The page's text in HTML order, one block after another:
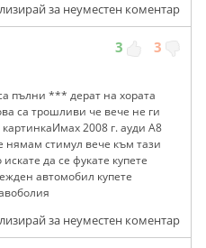
за неуместен коментар
3 3
пълни *** дерат на хората
са трошливи че вече не ги
2008 г. ауди А8
нямам стимул вече към тази
да се фукате купете
автомобил купете
за неуместен коментар